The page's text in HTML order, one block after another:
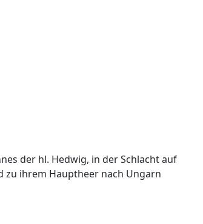
der hl. Hedwig, in der Schlacht auf
zu ihrem Hauptheer nach Ungarn